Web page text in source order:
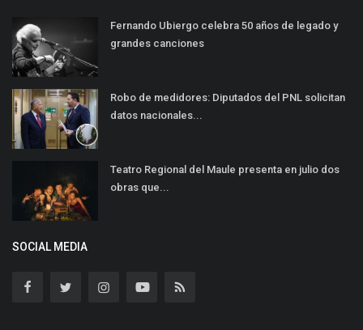
Fernando Ubiergo celebra 50 años de legado y
grandes canciones
Robo de medidores: Diputados del PNL solicitan
datos nacionales...
Teatro Regional del Maule presenta en julio dos
obras que...
SOCIAL MEDIA